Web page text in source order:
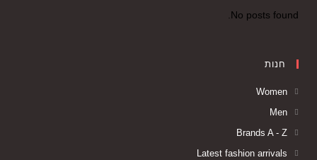
No posts found.
חנות
Women
Men
Brands A - Z
Latest fashion arrivals